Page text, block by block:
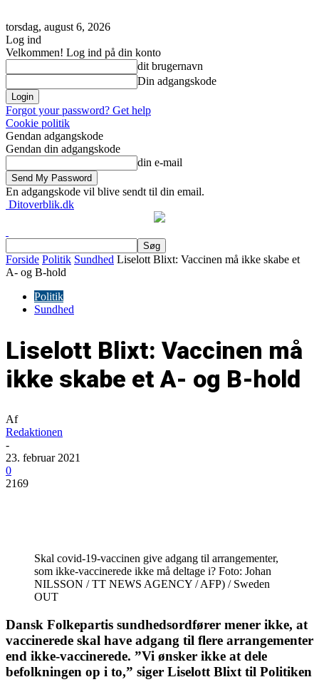
torsdag, august 6, 2026
Log ind
Velkommen! Log ind på din konto
dit brugernavn
Din adgangskode
Forgot your password? Get help
Cookie politik
Gendan adgangskode
Gendan din adgangskode
din e-mail
En adgangskode vil blive sendt til din email.
Ditoverblik.dk
Forside Politik Sundhed Liselott Blixt: Vaccinen må ikke skabe et
A- og B-hold
Politik
Sundhed
Liselott Blixt: Vaccinen må
ikke skabe et A- og B-hold
Af
Redaktionen
-
23. februar 2021
0
2169
Skal covid-19-vaccinen give adgang til arrangementer,
som ikke-vaccinerede ikke må deltage i? Foto: Johan
NILSSON / TT NEWS AGENCY / AFP) / Sweden
OUT
Dansk Folkepartis sundhedsordfører mener ikke, at
vaccinerede skal have adgang til flere arrangementer
end ikke-vaccinerede. ”Vi ønsker ikke at dele
befolkningen op i to,” siger Liselott Blixt til Politiken